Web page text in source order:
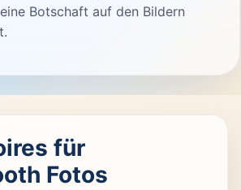
Botschaft auf den Bildern
für
Fotos